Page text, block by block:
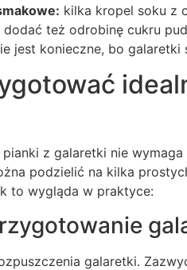
kilka kropel soku z
też odrobinę cukru
jest konieczne, bo galaretki
z galaretki nie
podzielić na kilka
to wygląda w praktyce:
galaretki.